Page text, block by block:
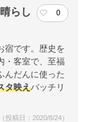
らし
0
宿です。歴史を
・客室で、至福
んだんに使った
タ映えバッチリ
投稿日：2020/8/24）